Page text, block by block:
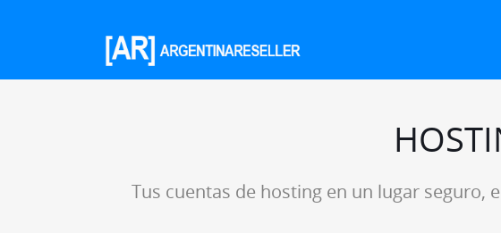
Tus cuentas de hosting en un lugar